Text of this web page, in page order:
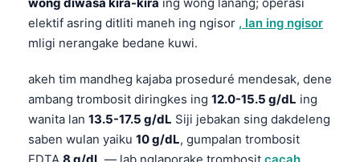
elektif asring ditliti maneh ing ngisor , lan ing ngisor
mligi nerangake bedane kuwi.
akeh tim mandheg kajaba proseduré mendesak, dene
ambang trombosit diringkes ing 12.0-15.5 g/dL ing
wanita lan 13.5-17.5 g/dL Siji jebakan sing dakdeleng
saben wulan yaiku 10 g/dL, gumpalan trombosit